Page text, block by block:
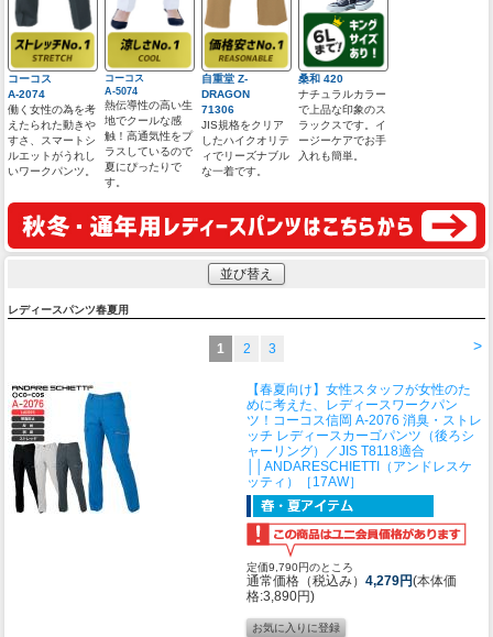
コーコス
A-2074
働く女性の為を考
えたられた動きや
すさ、スマートシ
ルエットがうれし
いワークパンツ。
コーコス
A-5074
熱伝導性の高い生
地でクールな感
触！高通気性をプ
ラスしているので
夏にぴったりで
す。
自重堂 Z-
DRAGON
71306
JIS規格をクリア
したハイクオリテ
ィでリーズナブル
な一着です。
桑和 420
ナチュラルカラー
で上品な印象のス
ラックスです。イ
ージーケアでお手
入れも簡単。
並び替え
レディースパンツ春夏用
>
1 2 3
【春夏向け】女性スタッフが女性のた
めに考えた、レディースワークパン
ツ！ コーコス信岡 A-2076 消臭・ストレ
ッチ レディースカーゴパンツ（後ろシ
ャーリング）／JIS T8118適合
││ANDARESCHIETTI（アンドレスケ
ッティ）［17AW］
定価9,790円のところ
通常価格（税込み） 4,279円(本体価
格:3,890円)